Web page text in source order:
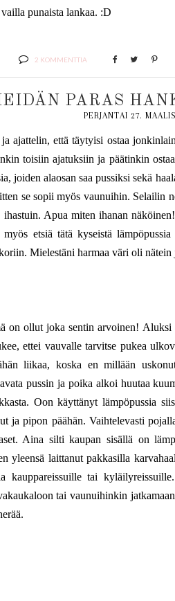
punaista lankaa. :D
2 KOMMENTTIA
PARAS
PERJANTAI 27.
ajattelin, että täytyisi ostaa
toisiin ajatuksiin ja päätinkin
joiden alaosan saa pussiksi sekä
se sopii myös vaunuihin. Selailin
Apua miten ihanan
etsiä tätä kyseistä
Mielestäni harmaa väri oli
on ollut joka sentin arvoinen!
ettei vauvalle tarvitse pukea
liikaa, koska en millään
pussin ja poika alkoi huutaa
Oon käyttänyt lämpöpussia
ja pipon päähän. Vaihtelevasti
Aina silti kaupan sisällä on
yleensä laittanut pakkasilla
kauppareissuille tai
tai vaunuihinkin